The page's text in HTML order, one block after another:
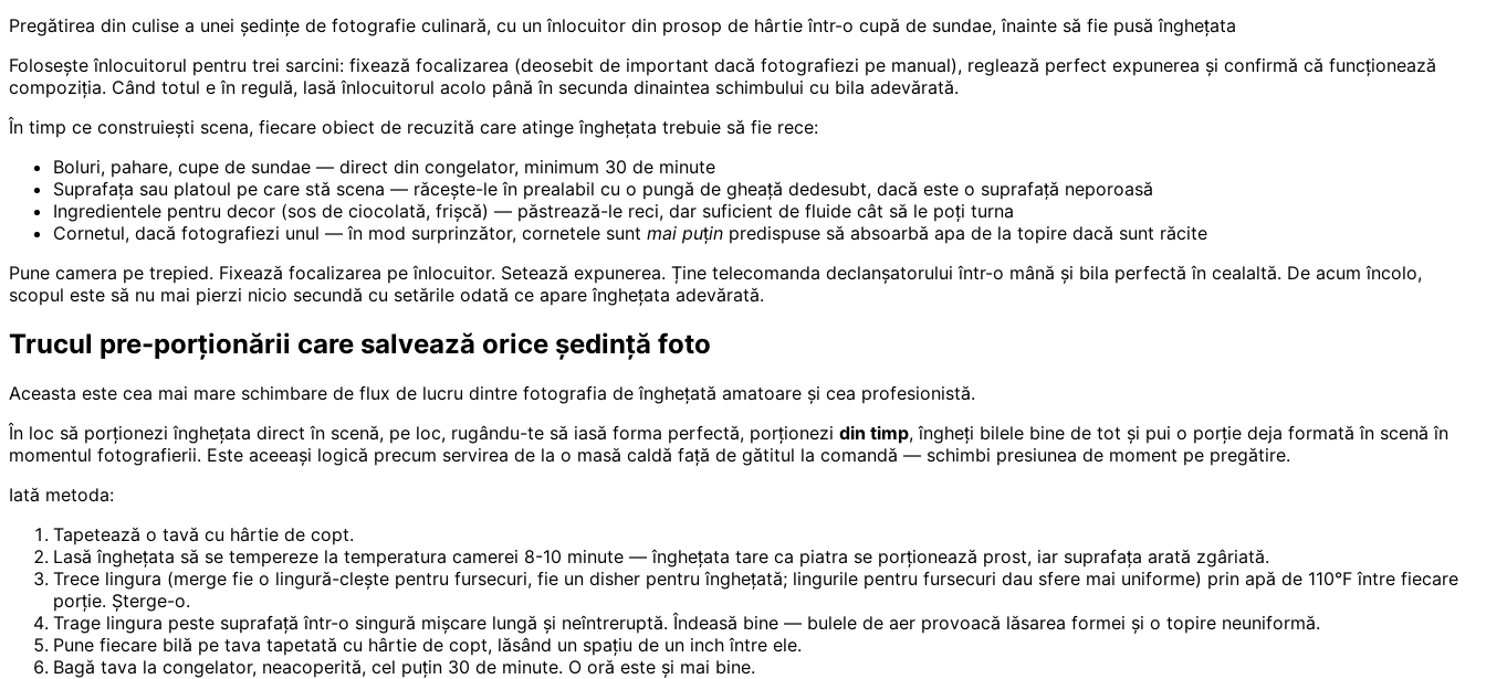
Pregătirea din culise a unei ședințe de fotografie culinară, cu un înlocuitor din prosop de hârtie într-o cupă de sundae, înainte să fie pusă înghețata
Folosește înlocuitorul pentru trei sarcini: fixează focalizarea (deosebit de important dacă fotografiezi pe manual), reglează perfect expunerea și confirmă că funcționează
compoziția. Când totul e în regulă, lasă înlocuitorul acolo până în secunda dinaintea schimbului cu bila adevărată.
În timp ce construiești scena, fiecare obiect de recuzită care atinge înghețata trebuie să fie rece:
Boluri, pahare, cupe de sundae — direct din congelator, minimum 30 de minute
Suprafața sau platoul pe care stă scena — răcește-le în prealabil cu o pungă de gheață dedesubt, dacă este o suprafață neporoasă
Ingredientele pentru decor (sos de ciocolată, frișcă) — păstrează-le reci, dar suficient de fluide cât să le poți turna
Cornetul, dacă fotografiezi unul — în mod surprinzător, cornetele sunt mai puțin predispuse să absoarbă apa de la topire dacă sunt răcite
Pune camera pe trepied. Fixează focalizarea pe înlocuitor. Setează expunerea. Ține telecomanda declanșatorului într-o mână și bila perfectă în cealaltă. De acum încolo,
scopul este să nu mai pierzi nicio secundă cu setările odată ce apare înghețata adevărată.
Trucul pre-porționării care salvează orice ședință foto
Aceasta este cea mai mare schimbare de flux de lucru dintre fotografia de înghețată amatoare și cea profesionistă.
În loc să porționezi înghețata direct în scenă, pe loc, rugându-te să iasă forma perfectă, porționezi din timp, îngheți bilele bine de tot și pui o porție deja formată în scenă în
momentul fotografierii. Este aceeași logică precum servirea de la o masă caldă față de gătitul la comandă — schimbi presiunea de moment pe pregătire.
Iată metoda:
Tapetează o tavă cu hârtie de copt.
Lasă înghețata să se tempereze la temperatura camerei 8-10 minute — înghețata tare ca piatra se porționează prost, iar suprafața arată zgâriată.
Trece lingura (merge fie o lingură-clește pentru fursecuri, fie un disher pentru înghețată; lingurile pentru fursecuri dau sfere mai uniforme) prin apă de 110°F între fiecare
porție. Șterge-o.
Trage lingura peste suprafață într-o singură mișcare lungă și neîntreruptă. Îndeasă bine — bulele de aer provoacă lăsarea formei și o topire neuniformă.
Pune fiecare bilă pe tava tapetată cu hârtie de copt, lăsând un spațiu de un inch între ele.
Bagă tava la congelator, neacoperită, cel puțin 30 de minute. O oră este și mai bine.